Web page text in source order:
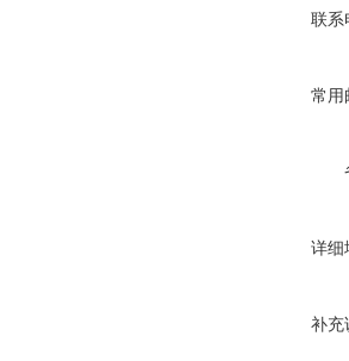
联系
常用
详细
补充